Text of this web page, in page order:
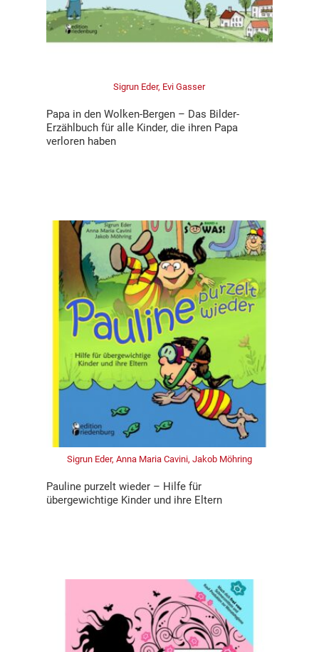
Sigrun Eder, Evi Gasser
Papa in den Wolken-Bergen – Das Bilder-
Erzählbuch für alle Kinder, die ihren Papa
verloren haben
Sigrun Eder, Anna Maria Cavini, Jakob Möhring
Pauline purzelt wieder – Hilfe für
übergewichtige Kinder und ihre Eltern